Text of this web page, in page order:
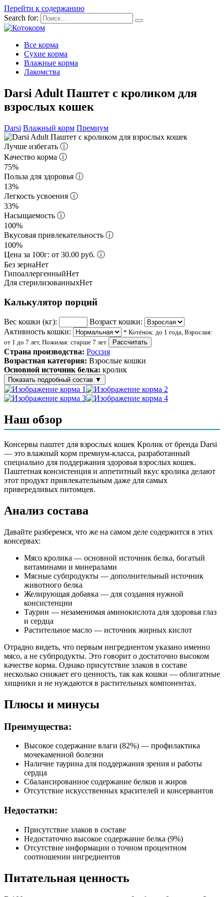
Перейти к содержанию
Search for:
Все корма
Сухие корма
Влажные корма
Лакомства
Darsi Adult Паштет с кроликом для
взрослых кошек
Darsi Влажный корм Премиум
Лучше избегать ⓘ
Качество корма ⓘ
75%
Польза для здоровья ⓘ
13%
Легкость усвоения ⓘ
33%
Насыщаемость ⓘ
100%
Вкусовая привлекательность ⓘ
100%
Цена за 100г: от 30.00 руб. ⓘ
Без зернаНет
ГипоаллергенныйНет
Для стерилизованныхНет
Калькулятор порций
Вес кошки (кг):
Возраст кошки:
Активность кошки:
* Котёнок: до 1 года, Взрослая:
от 1 до 7 лет, Пожилая: старше 7 лет
Рассчитать
Страна производства: Россия
Возрастная категория: Взрослые кошки
Основной источник белка: кролик
Показать подробный состав ▼
Состав корма
мясо кролика, субпродукты мясные, желирующая добавка,
таурин, растительное масло, злаки, соль, вода
Аналитический состав
сырой протеин - 9,0%, сырой жир - 9,0%, сырая зола - 2,0%,
влага - 82%, таурин - 0,2г
Дополнительные ингредиенты
таурин, витамин E, омега-3, омега-6
Пищевая ценность
Белок (%)
9
Жир (%)
9
Клетчатка (%)
3
Зола (%)
Влага (%)
82
Калорийность (ккал/100г) 117
Наш обзор
Консервы паштет для взрослых кошек Кролик от бренда Darsi
— это влажный корм премиум-класса, разработанный
специально для поддержания здоровья взрослых кошек.
Паштетная консистенция и аппетитный вкус кролика делают
этот продукт привлекательным даже для самых
привередливых питомцев.
Анализ состава
Давайте разберемся, что же на самом деле содержится в этих
консервах:
Мясо кролика — основной источник белка, богатый
витаминами и минералами
Мясные субпродукты — дополнительный источник
животного белка
Желирующая добавка — для создания нужной
консистенции
Таурин — незаменимая аминокислота для здоровья глаз
и сердца
Растительное масло — источник жирных кислот
Отрадно видеть, что первым ингредиентом указано именно
мясо, а не субпродукты. Это говорит о достаточно высоком
качестве корма. Однако присутствие злаков в составе
несколько снижает его ценность, так как кошки — облигатные
хищники и не нуждаются в растительных компонентах.
Плюсы и минусы
Преимущества:
Высокое содержание влаги (82%) — профилактика
мочекаменной болезни
Наличие таурина для поддержания зрения и работы
сердца
Сбалансированное содержание белков и жиров
Отсутствие искусственных красителей и консервантов
Недостатки:
Присутствие злаков в составе
Недостаточно высокое содержание белка (9%)
Отсутствие информации о точном процентном
соотношении ингредиентов
Питательная ценность